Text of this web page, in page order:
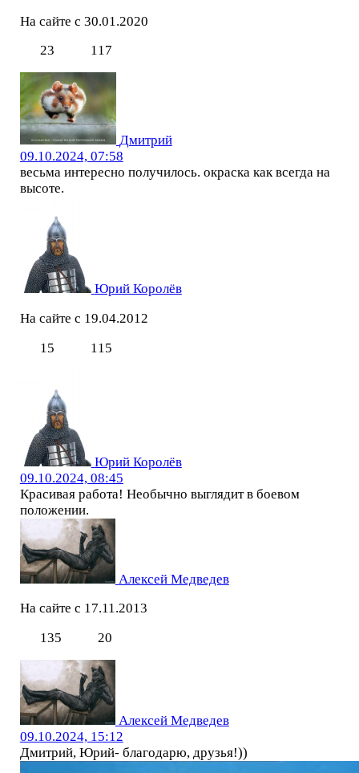
На сайте с 30.01.2020
23
117
Дмитрий
09.10.2024, 07:58
весьма интересно получилось. окраска как всегда на
высоте.
Юрий Королёв
На сайте с 19.04.2012
15
115
Юрий Королёв
09.10.2024, 08:45
Красивая работа! Необычно выглядит в боевом
положении.
Алексей Медведев
На сайте с 17.11.2013
135
20
Алексей Медведев
09.10.2024, 15:12
Дмитрий, Юрий- благодарю, друзья!))